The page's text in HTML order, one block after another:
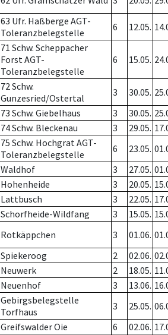
63 Ufr. Haßberge AGT-
Toleranzbelegstelle
6 12.05.
71 Schw. Scheppacher
Forst AGT-
Toleranzbelegstelle
6 15.05.
72 Schw.
Gunzesried/Ostertal
3 30.05.
73 Schw. Giebelhaus 3 30.05.
74 Schw. Bleckenau 3 29.05.
75 Schw. Hochgrat AGT-
Toleranzbelegstelle
6 23.05.
Waldhof 3 27.05.
Hohenheide 3 20.05.
Lattbusch 3 22.05.
Schorfheide-Wildfang 3 15.05.
Rotkäppchen 3 01.06.
Spiekeroog 2 02.06.
Neuwerk 2 18.05.
Neuenhof 3 13.06.
Gebirgsbelegstelle
Torfhaus
3 25.05.
Greifswalder Oie 6 02.06.